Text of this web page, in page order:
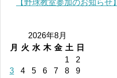
【野球教室参加のお知らせ】
2026年8月
月
火 水 木 金 土
日
1
2
3
4 5 6 7 8
9